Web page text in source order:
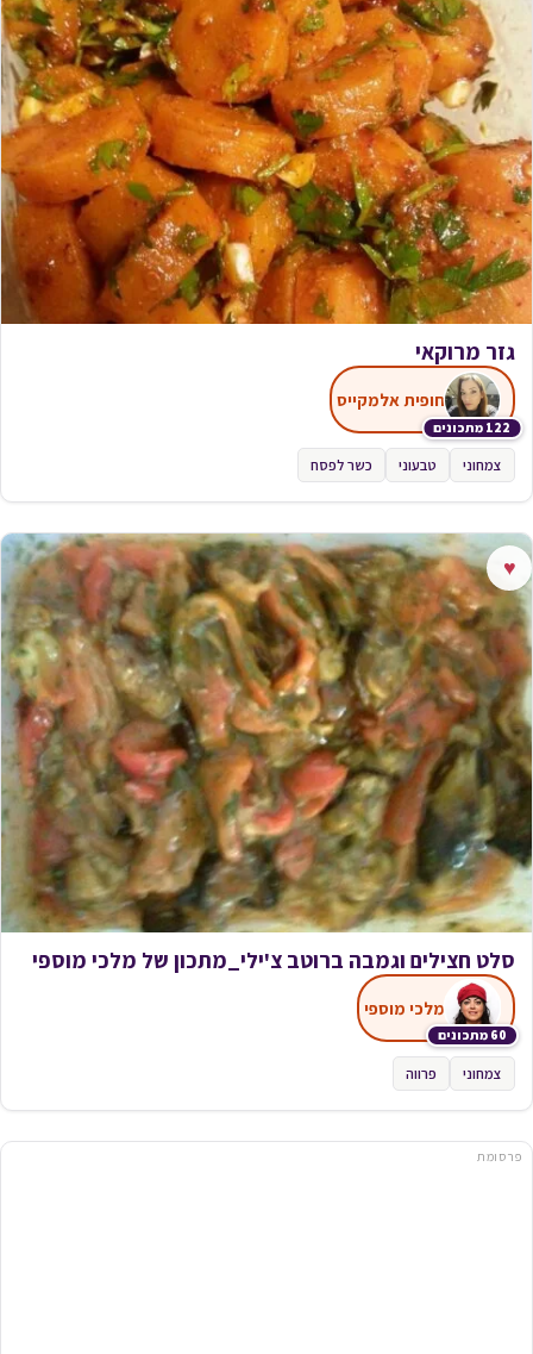
גזר מרוקאי
122 מתכונים
חופית אלמקייס
צמחוני טבעוני כשר לפסח
♥
סלט חצילים וגמבה ברוטב צ'ילי_מתכון של מלכי מוספי
60 מתכונים
מלכי מוספי
צמחוני פרווה
פרסומת